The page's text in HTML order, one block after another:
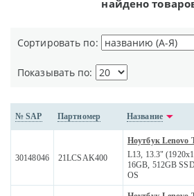
найдено
Сортировать по:
Показывать по:
№ SAP Партномер Название
30148046 21LCSAK400
Ноутбук Lenovo
L13, 13.3"
16GB, 512GB
OS